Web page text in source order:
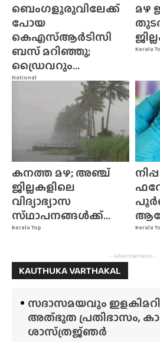
National
ബെംഗളൂരുവിലേക്ക്
പോയ
കെഎസ്ആർടിസി
ബസ് മറിഞ്ഞു;
ഡ്രൈവറും...
Kerala
മഴ
Kerala Top
കനത്ത മഴ; അഞ്ച്
ജില്ലകളിലെ
വിദ്യാഭ്യാസ
സ്‌ഥാപനങ്ങൾക്ക്‌...
Kerala
- Advertisement -
KAUTHUKA VARTHAKAL
സദാസമയവും
അത്‌ഭുത പ്രതിഭാസം,
ശാസ്‌ത്രജ്‌ഞർ